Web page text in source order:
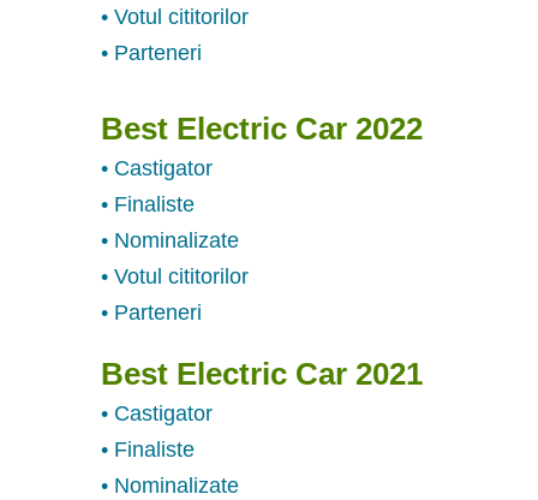
• Votul cititorilor
• Parteneri
Best Electric Car 2022
• Castigator
• Finaliste
• Nominalizate
• Votul cititorilor
• Parteneri
Best Electric Car 2021
• Castigator
• Finaliste
• Nominalizate